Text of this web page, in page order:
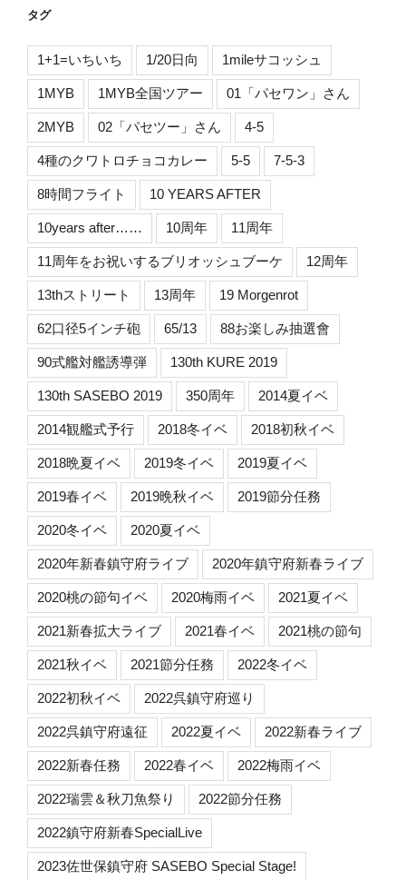
タグ
1+1=いちいち 1/20日向 1mileサコッシュ
1MYB 1MYB全国ツアー 01「パセワン」さん
2MYB 02「パセツー」さん 4-5
4種のクワトロチョコカレー 5-5 7-5-3
8時間フライト 10 YEARS AFTER
10years after…… 10周年 11周年
11周年をお祝いするブリオッシュブーケ 12周年
13thストリート 13周年 19 Morgenrot
62口径5インチ砲 65/13 88お楽しみ抽選會
90式艦対艦誘導弾 130th KURE 2019
130th SASEBO 2019 350周年 2014夏イベ
2014観艦式予行 2018冬イベ 2018初秋イベ
2018晩夏イベ 2019冬イベ 2019夏イベ
2019春イベ 2019晩秋イベ 2019節分任務
2020冬イベ 2020夏イベ
2020年新春鎮守府ライブ 2020年鎮守府新春ライブ
2020桃の節句イベ 2020梅雨イベ 2021夏イベ
2021新春拡大ライブ 2021春イベ 2021桃の節句
2021秋イベ 2021節分任務 2022冬イベ
2022初秋イベ 2022呉鎮守府巡り
2022呉鎮守府遠征 2022夏イベ 2022新春ライブ
2022新春任務 2022春イベ 2022梅雨イベ
2022瑞雲＆秋刀魚祭り 2022節分任務
2022鎮守府新春SpecialLive
2023佐世保鎮守府 SASEBO Special Stage!